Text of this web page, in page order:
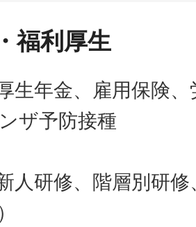
福利厚生
生年金、雇用保険、
ザ予防接種
人研修、階層別研